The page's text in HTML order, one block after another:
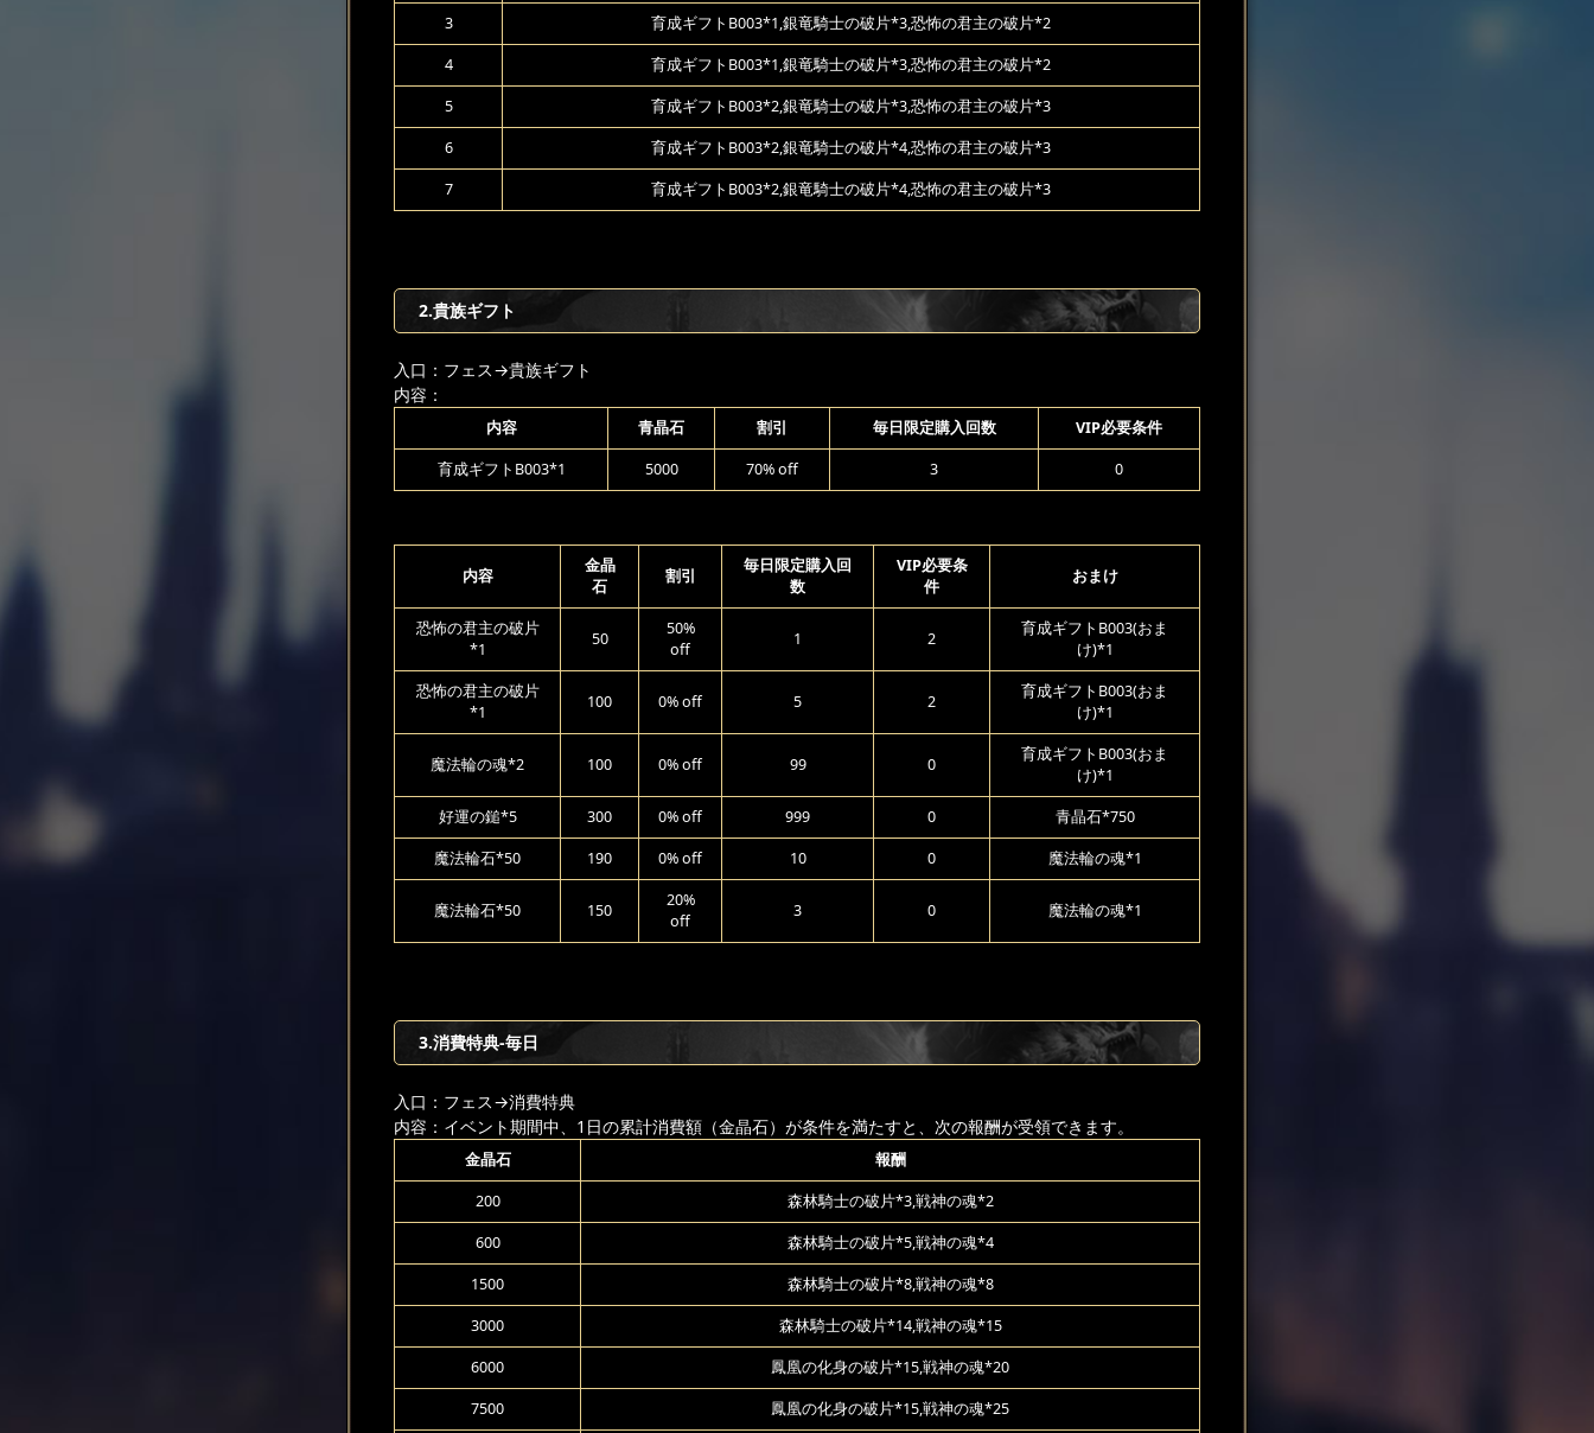
3 育成ギフトB003*1,銀竜騎士の破片*3,恐怖の君主の破片*2
4 育成ギフトB003*1,銀竜騎士の破片*3,恐怖の君主の破片*2
5 育成ギフトB003*2,銀竜騎士の破片*3,恐怖の君主の破片*3
6 育成ギフトB003*2,銀竜騎士の破片*4,恐怖の君主の破片*3
7 育成ギフトB003*2,銀竜騎士の破片*4,恐怖の君主の破片*3
2.貴族ギフト
入口：フェス→貴族ギフト
内容：
内容 青晶石 割引 毎日限定購入回数 VIP必要条件
育成ギフトB003*1 5000 70% off 3 0
内容
金晶
石
割引
毎日限定購入回
数
VIP必要条
件
おまけ
恐怖の君主の破片
*1
50
50%
off
1 2
育成ギフトB003(おま
け)*1
恐怖の君主の破片
*1
100 0% off 5 2
育成ギフトB003(おま
け)*1
魔法輪の魂*2 100 0% off 99 0
育成ギフトB003(おま
け)*1
好運の鎚*5 300 0% off 999 0 青晶石*750
魔法輪石*50 190 0% off 10 0 魔法輪の魂*1
魔法輪石*50 150
20%
off
3 0 魔法輪の魂*1
3.消費特典-毎日
入口：フェス→消費特典
内容：イベント期間中、1日の累計消費額（金晶石）が条件を満たすと、次の報酬が受領できます。
金晶石 報酬
200 森林騎士の破片*3,戦神の魂*2
600 森林騎士の破片*5,戦神の魂*4
1500 森林騎士の破片*8,戦神の魂*8
3000 森林騎士の破片*14,戦神の魂*15
6000 鳳凰の化身の破片*15,戦神の魂*20
7500 鳳凰の化身の破片*15,戦神の魂*25